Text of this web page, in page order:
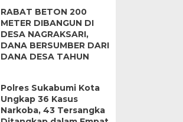
RABAT BETON 200
METER DIBANGUN DI
DESA NAGRAKSARI,
DANA BERSUMBER DARI
DANA DESA TAHUN
Polres Sukabumi Kota
Ungkap 36 Kasus
Narkoba, 43 Tersangka